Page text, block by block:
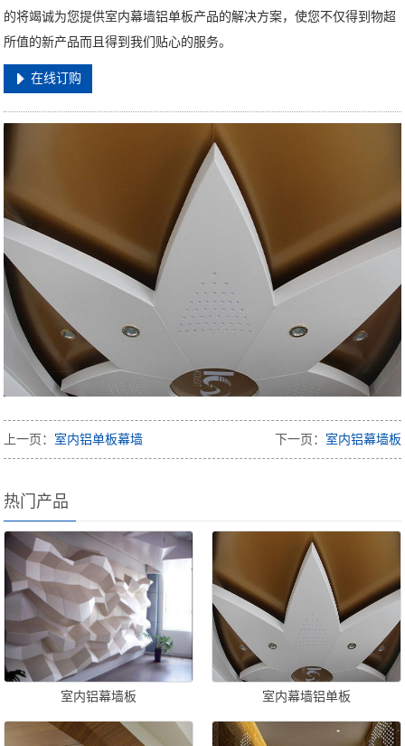
的将竭诚为您提供室内幕墙铝单板产品的解决方案，使您不仅得到物超
所值的新产品而且得到我们贴心的服务。
在线订购
上一页： 室内铝单板幕墙 下一页： 室内铝幕墙板
热门产品
室内铝幕墙板 室内幕墙铝单板